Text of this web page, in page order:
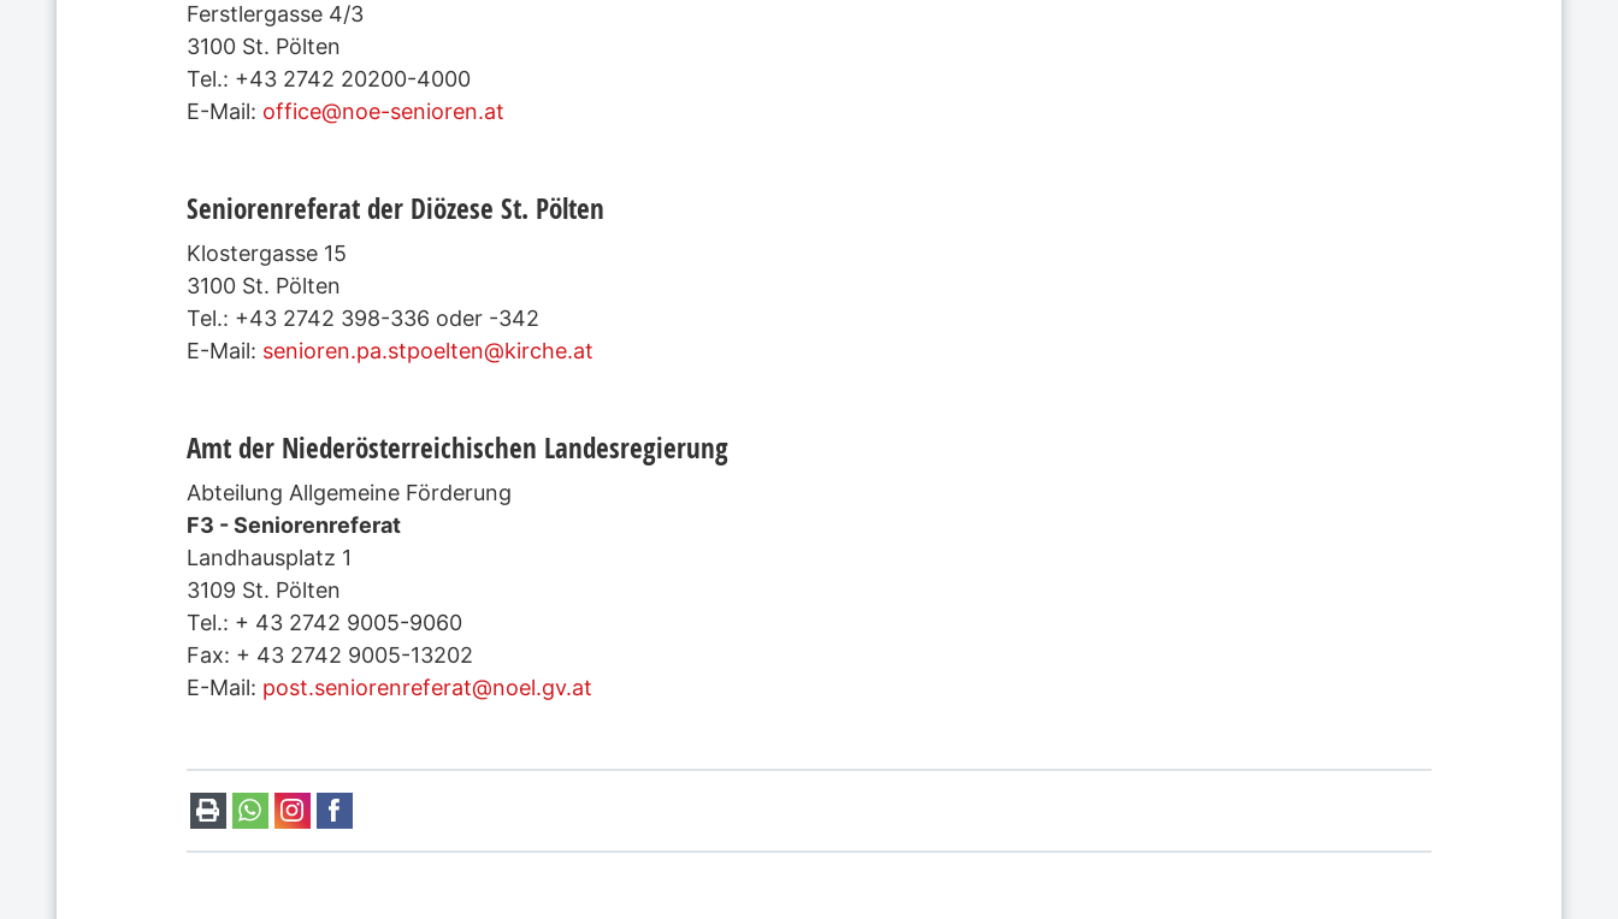
Ferstlergasse 4/3
3100 St. Pölten
Tel.: +43 2742 20200-4000
E-Mail: office@noe-senioren.at
Seniorenreferat der Diözese St. Pölten
Klostergasse 15
3100 St. Pölten
Tel.: +43 2742 398-336 oder -342
E-Mail: senioren.pa.stpoelten@kirche.at
Amt der Niederösterreichischen Landesregierung
Abteilung Allgemeine Förderung
F3 - Seniorenreferat
Landhausplatz 1
3109 St. Pölten
Tel.: + 43 2742 9005-9060
Fax: + 43 2742 9005-13202
E-Mail: post.seniorenreferat@noel.gv.at